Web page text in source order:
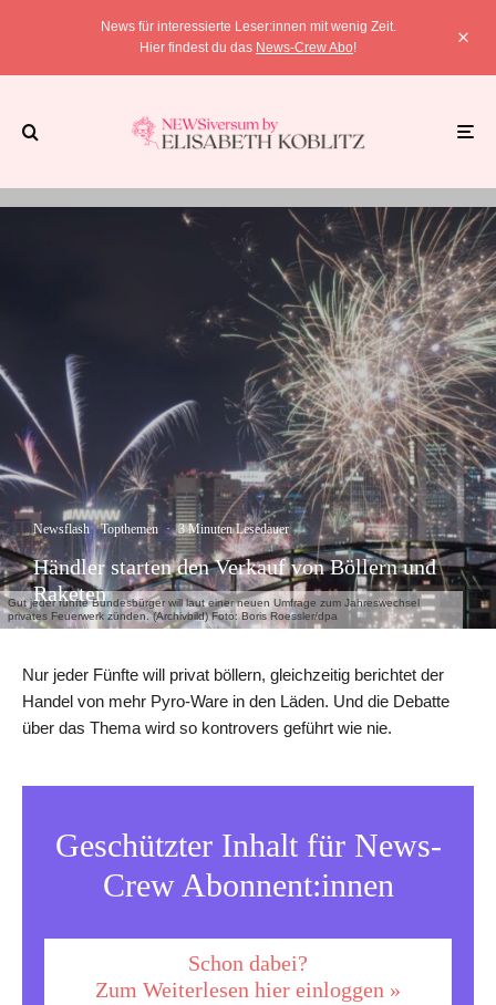
News für interessierte Leser:innen mit wenig Zeit.
Hier findest du das News-Crew Abo!
Gut jeder fünfte Bundesbürger will laut einer neuen Umfrage zum Jahreswechsel
privates Feuerwerk zünden. (Archivbild) Foto: Boris Roessler/dpa
Newsflash Topthemen · 3 Minuten Lesedauer
Händler starten den Verkauf von Böllern und
Raketen
Nur jeder Fünfte will privat böllern, gleichzeitig berichtet der
Handel von mehr Pyro-Ware in den Läden. Und die Debatte
über das Thema wird so kontrovers geführt wie nie.
Geschützter Inhalt für News-
Crew Abonnent:innen
Schon dabei?
Zum Weiterlesen hier einloggen »